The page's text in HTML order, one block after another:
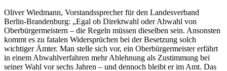
Oliver Wiedmann, Vorstandssprecher für den Landesverband
Berlin-Brandenburg: „Egal ob Direktwahl oder Abwahl von
Oberbürgermeistern – die Regeln müssen dieselben sein. Ansonsten
kommt es zu fatalen Widersprüchen bei der Besetzung solch
wichtiger Ämter. Man stelle sich vor, ein Oberbürgermeister erfährt
in einem Abwahlverfahren mehr Ablehnung als Zustimmung bei
seiner Wahl vor sechs Jahren – und dennoch bleibt er im Amt. Das